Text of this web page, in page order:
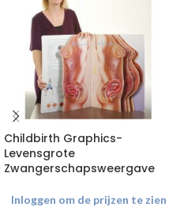
Childbirth Graphics-
Levensgrote
Zwangerschapsweergave
Inloggen om de prijzen te zien